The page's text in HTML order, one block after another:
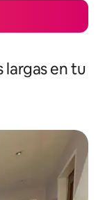
largas en tu